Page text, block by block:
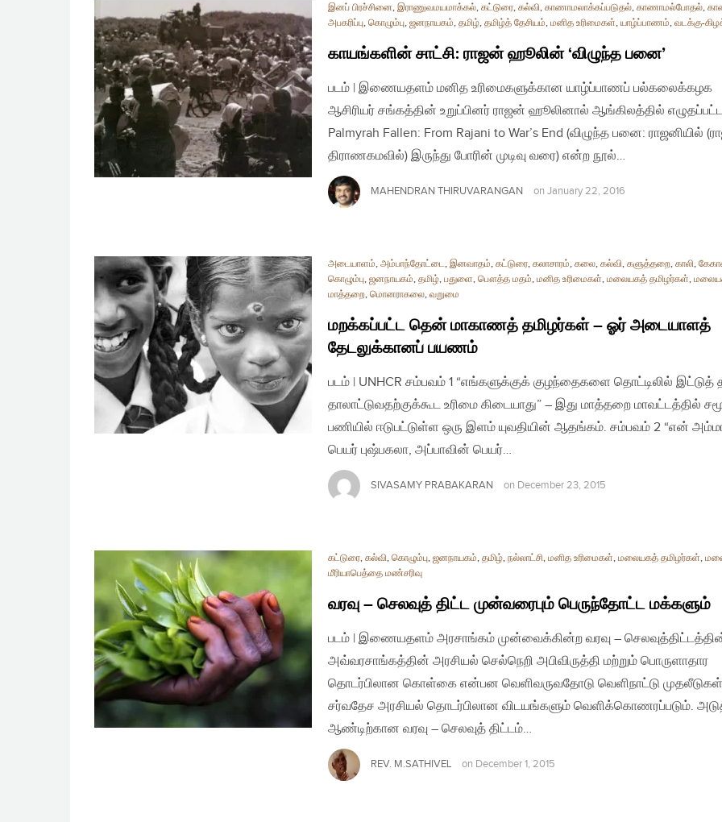
இனப் பிரச்சினை, இராணுவமயமாக்கல், கட்டுரை, கல்வி, காணாமலாக்கப்படுதல், காணாமல்போதல்,
அபகரிப்பு, கொழும்பு, ஜனநாயகம், தமிழ், தமிழ்த் தேசியம், மனித உரிமைகள், யாழ்ப்பாணம், வடக்கு-
காயங்களின் சாட்சி: ராஜன் ஹூலின் ‘விழுந்த பனை’
படம் | இணையதளம் மனித உரிமைகளுக்கான யாழ்ப்பாணப் பல்கலைக்கழக
ஆசிரியர் சங்கத்தின் உறுப்பினர் ராஜன் ஹூலினால் ஆங்கிலத்தில்
Palmyrah Fallen: From Rajani to War’s End (விழுந்த பனை: ராஜனியில்
திராணகமவில்) இருந்து போரின் முடிவு வரை) என்ற நூல்…
MAHENDRAN THIRUVARANGAN on January 22, 2016
அடையாளம், அம்பாந்தோட்டை, இனவாதம், கட்டுரை, கலாசாரம், கலை, கல்வி, களுத்தறை, காலி,
கொழும்பு, ஜனநாயகம், தமிழ், பதுளை, பௌத்த மதம், மனித உரிமைகள், மலையகத் தமிழர்கள்,
மாத்தறை, மொனராகலை, வறுமை
மறக்கப்பட்ட தென் மாகாணத் தமிழர்கள் – ஓர் அடையாளத்
தேடலுக்கானப் பயணம்
படம் | UNHCR சம்பவம் 1 “எங்களுக்குக் குழந்தைகளை தொட்டிலில் இட்டுத்
தாலாட்டுவதற்குக்கூட உரிமை கிடையாது” – இது மாத்தறை மாவட்டத்தில்
பணியில் ஈடுபட்டுள்ள ஒரு இளம் யுவதியின் ஆதங்கம். சம்பவம் 2 “என்
பெயர் புஷ்பகலா, அப்பாவின் பெயர்…
SIVASAMY PRABAKARAN on December 23, 2015
கட்டுரை, கல்வி, கொழும்பு, ஜனநாயகம், தமிழ், நல்லாட்சி, மனித உரிமைகள், மலையகத் தமிழர்கள்,
மீரியாபெத்தை மண்சரிவு
வரவு – செலவுத் திட்ட முன்வரைபும் பெருந்தோட்ட மக்களும்
படம் | இணையதளம் அரசாங்கம் முன்வைக்கின்ற வரவு –
அவ்வரசாங்கத்தின் அரசியல் செல்நெறி அபிவிருத்தி மற்றும் பொருளாதார
தொடர்பிலான கொள்கை என்பன வெளிவருவதோடு வெளிநாட்டு முதலீடுகள்
சர்வதேச அரசியல் தொடர்பிலான விடயங்களும் வெளிக்கொணரப்படும்.
ஆண்டிற்கான வரவு – செலவுத் திட்டம்…
REV. M.SATHIVEL on December 1, 2015